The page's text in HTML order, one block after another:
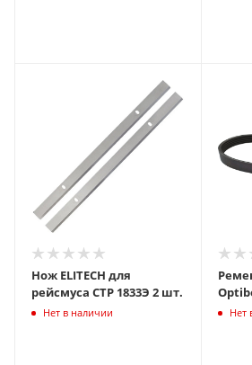
Нож ELITECH для
рейсмуса СТР 1833Э 2 шт.
Нет в наличии Нет